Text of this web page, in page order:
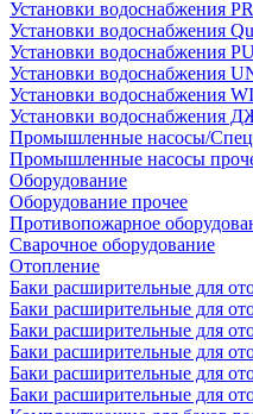
Установки водоснабжения
Установки водоснабжения
Установки водоснабжения
Установки водоснабжения
Установки водоснабжения
Установки водоснабжения
Промышленные насосы/
Промышленные насосы
Оборудование
Оборудование прочее
Противопожарное
Сварочное оборудование
Отопление
Баки расширительные для
Баки расширительные для
Баки расширительные для
Баки расширительные для
Баки расширительные для
Баки расширительные для